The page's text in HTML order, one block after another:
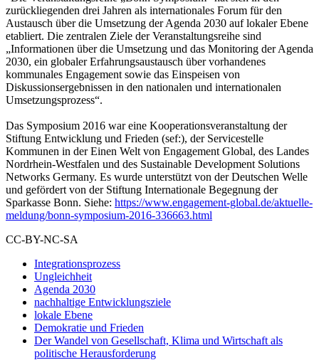
zurückliegenden drei Jahren als internationales Forum für den
Austausch über die Umsetzung der Agenda 2030 auf lokaler Ebene
etabliert. Die zentralen Ziele der Veranstaltungsreihe sind
„Informationen über die Umsetzung und das Monitoring der Agenda
2030, ein globaler Erfahrungsaustausch über vorhandenes
kommunales Engagement sowie das Einspeisen von
Diskussionsergebnissen in den nationalen und internationalen
Umsetzungsprozess“.
Das Symposium 2016 war eine Kooperationsveranstaltung der
Stiftung Entwicklung und Frieden (sef:), der Servicestelle
Kommunen in der Einen Welt von Engagement Global, des Landes
Nordrhein-Westfalen und des Sustainable Development Solutions
Networks Germany. Es wurde unterstützt von der Deutschen Welle
und gefördert von der Stiftung Internationale Begegnung der
Sparkasse Bonn. Siehe: https://www.engagement-global.de/aktuelle-
meldung/bonn-symposium-2016-336663.html
CC-BY-NC-SA
Integrationsprozess
Ungleichheit
Agenda 2030
nachhaltige Entwicklungsziele
lokale Ebene
Demokratie und Frieden
Der Wandel von Gesellschaft, Klima und Wirtschaft als
politische Herausforderung